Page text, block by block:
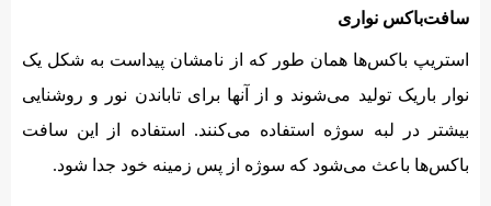
سافت‌باکس نواری
استریپ باکس‌ها همان طور که از نامشان پیداست به شکل یک
نوار باریک تولید می‌شوند و از آنها برای تاباندن نور و روشنایی
بیشتر در لبه سوژه استفاده می‌کنند. استفاده از این سافت
باکس‌ها باعث می‌شود که سوژه از پس زمینه خود جدا شود.